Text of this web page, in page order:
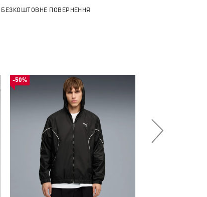
БЕЗКОШТОВНЕ ПОВЕРНЕННЯ
-50%